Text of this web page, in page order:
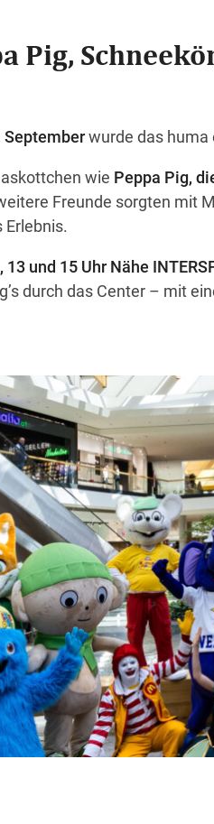
Pig,
Septemberwurde das huma
wie Peppa Pig,
Freunde sorgten mit
Erlebnis.
und 15 Uhr Nähe
durch das Center – mit